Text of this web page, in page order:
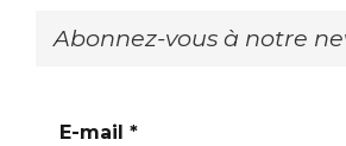
Abonnez-vous à notre
E-mail *